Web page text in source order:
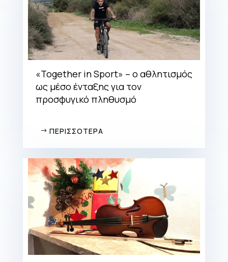
«Together in Sport» – ο αθλητισμός
ως μέσο ένταξης για τον
προσφυγικό πληθυσμό
ΠΕΡΙΣΣΟΤΕΡΑ